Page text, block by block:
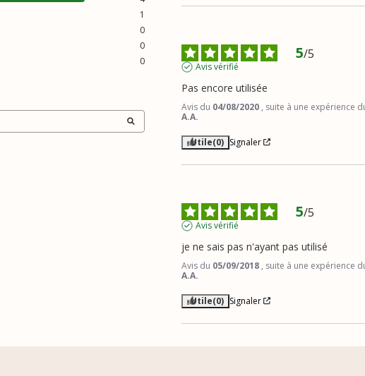
1
0
0
0 5/5
Avis vérifié
Pas encore utilisée
Avis du 04/08/2020 , suite à une expérience
A.A.
Utile(0) Signaler
5/5
Avis vérifié
je ne sais pas n'ayant pas utilisé
Avis du 05/09/2018 , suite à une expérience
A.A.
Utile(0) Signaler